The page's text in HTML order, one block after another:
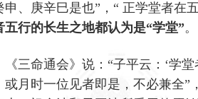
、庚辛巳是也”，“ 正学堂者在
行的长生之地都认为是“学堂”。
三命通会》说：“子平云：‘学
月时一位见者即是，不必兼全”